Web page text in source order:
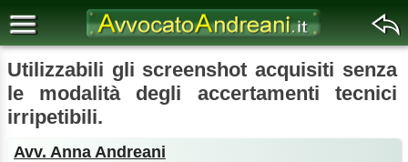
Utilizzabili gli screenshot acquisiti senza
le modalità degli accertamenti tecnici
irripetibili.
Avv. Anna Andreani